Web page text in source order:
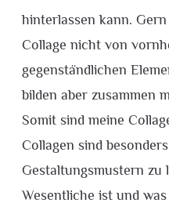
hinterlassen kann.
Collage nicht von
gegenständlichen
bilden aber zusammen
Somit sind meine
Collagen sind
Gestaltungsmustern zu
Wesentliche ist und